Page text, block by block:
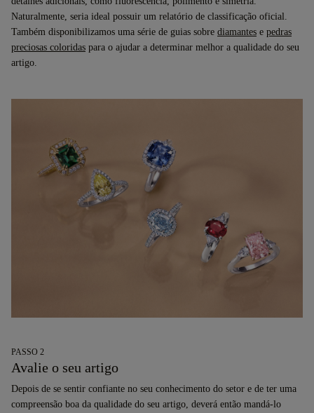
Naturalmente, seria ideal possuir um relatório de classificação oficial.
Também disponibilizamos uma série de guias sobre diamantes e pedras
preciosas coloridas para o ajudar a determinar melhor a qualidade do seu
artigo.
PASSO 2
Avalie o seu artigo
Depois de se sentir confiante no seu conhecimento do setor e de ter uma
compreensão boa da qualidade do seu artigo, deverá então mandá-lo